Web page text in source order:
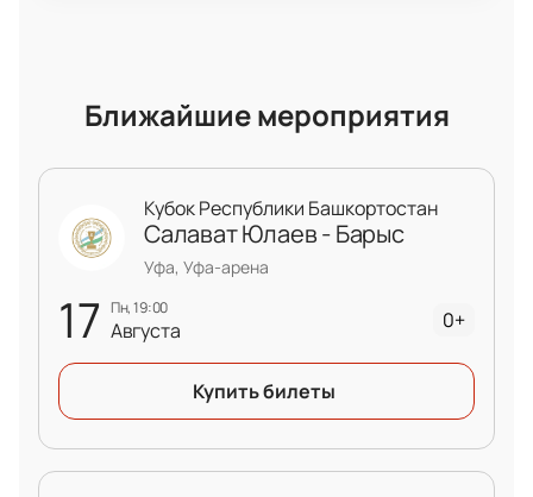
Ближайшие мероприятия
17 пн, 19:00
Августа
Кубок Республики Башкортостан
Салават Юлаев - Барыс
Уфа, Уфа-арена
0+
Купить билеты